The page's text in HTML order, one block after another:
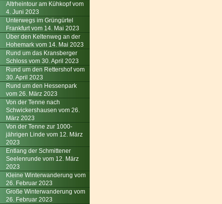
Altrheintour am Kühkopf vom
4. Juni 2023
Unterwegs im Grüngürtel
Frankfurt vom 14. Mai 2023
Über den Keltenweg an der
Hohemark vom 14. Mai 2023
Rund um das Kransberger
Schloss vom 30. April 2023
Rund um den Rettershof vom
30. April 2023
Rund um den Hessenpark
vom 26. März 2023
Von der Tenne nach
Schwickershausen vom 26.
März 2023
Von der Tenne zur 1000-
jährigen Linde vom 12. März
2023
Entlang der Schmittener
Seelenrunde vom 12. März
2023
Kleine Winterwanderung vom
26. Februar 2023
Große Winterwanderung vom
26. Februar 2023